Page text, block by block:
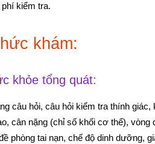
kiểm tra.
khám:
khỏe tổng quát:
câu hỏi, câu hỏi kiểm tra thính
cân nặng (chỉ số khối cơ thể), vòng
phòng tai nạn, chế độ dinh dưỡng,